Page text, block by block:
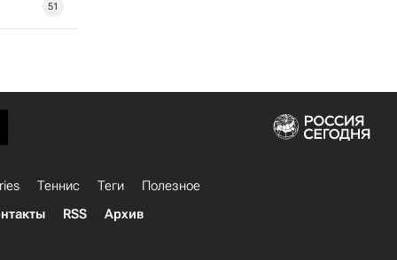
51
Теннис Теги
Полезное
RSS Архив